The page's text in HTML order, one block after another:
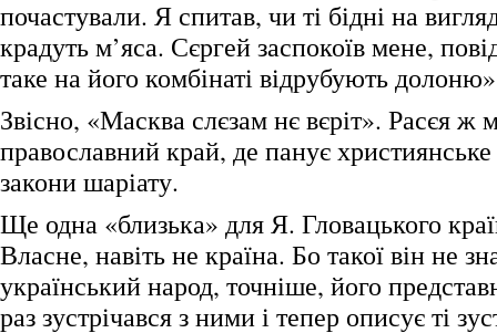
почастували. Я спитав, чи ті бідні на
крадуть м’яса. Сєргей заспокоїв мене,
таке на його комбінаті відрубують
Звісно, «Масква слєзам нє вєріт». Расєя ж
православний край, де панує
закони шаріату.
Ще одна «близька» для Я. Гловацького
Власне, навіть не країна. Бо такої він не
український народ, точніше, його
раз зустрічався з ними і тепер описує ті